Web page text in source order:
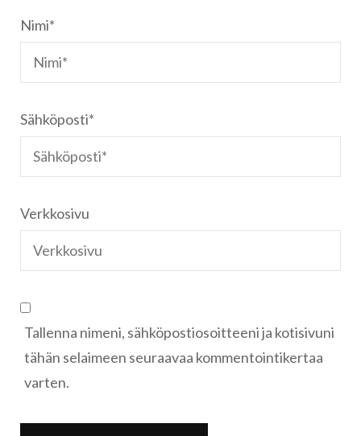
Nimi*
Sähköposti*
Verkkosivu
Tallenna nimeni, sähköpostiosoitteeni ja kotisivuni
tähän selaimeen seuraavaa kommentointikertaa
varten.